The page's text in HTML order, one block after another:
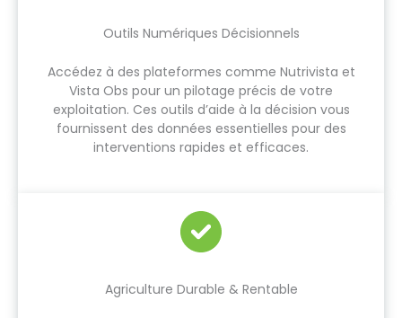
Outils Numériques Décisionnels
Accédez à des plateformes comme Nutrivista et
Vista Obs pour un pilotage précis de votre
exploitation. Ces outils d’aide à la décision vous
fournissent des données essentielles pour des
interventions rapides et efficaces.
Agriculture Durable & Rentable